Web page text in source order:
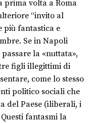
prima volta a Roma
“invito al
più fantastica e
Se in Napoli
la «nuttata»,
figli illegittimi di
come lo stesso
politico sociali che
del Paese (ìliberali, i
fantasmi la